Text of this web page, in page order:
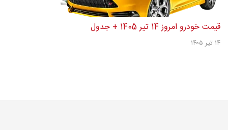
قیمت خودرو امروز 14 تیر 1405 + جدول
۱۴ تیر ۱۴۰۵